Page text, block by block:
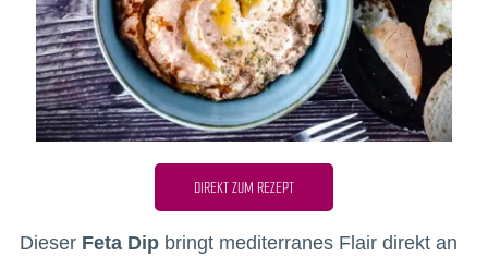
DIREKT ZUM REZEPT
Dieser Feta Dipbringt mediterranes Flair direkt an